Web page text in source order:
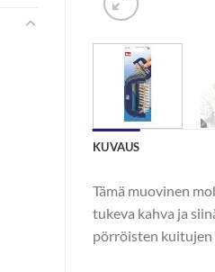
KUVAUS
Tämä muovinen
tukeva kahva ja
pörröisten kuitujen